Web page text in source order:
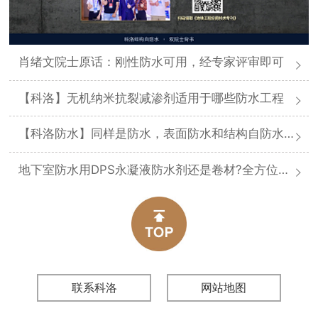
肖绪文院士原话：刚性防水可用，经专家评审即可
【科洛】无机纳米抗裂减渗剂适用于哪些防水工程
【科洛防水】同样是防水，表面防水和结构自防水差在哪
地下室防水用DPS永凝液防水剂还是卷材?全方位对比分析
联系科洛 网站地图